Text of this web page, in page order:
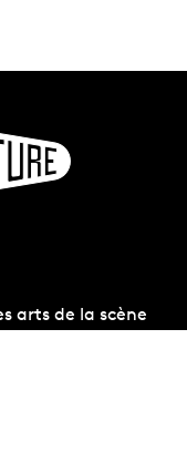
arts de la scène